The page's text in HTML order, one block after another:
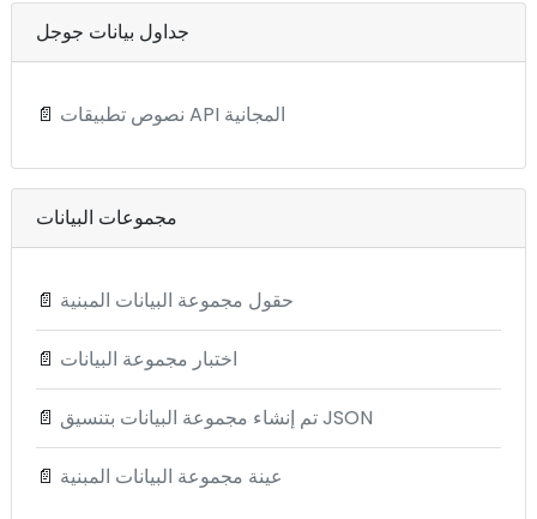
جداول بيانات جوجل
📄 نصوص تطبيقات API المجانية
مجموعات البيانات
📄 حقول مجموعة البيانات المبنية
📄 اختبار مجموعة البيانات
📄 تم إنشاء مجموعة البيانات بتنسيق JSON
📄 عينة مجموعة البيانات المبنية